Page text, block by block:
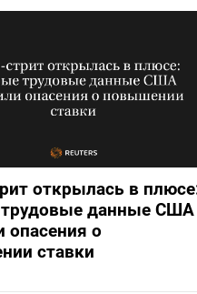
открылась в
данные США
опасения о
ставки